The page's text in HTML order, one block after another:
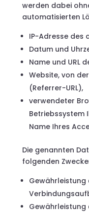
werden dabei
automatisierten
IP-Adresse des
Datum und
Name und URL
Website, von
(Referrer-URL),
verwendeter
Betriebssystem
Name Ihres
Die genannten
folgenden
Gewährleistung